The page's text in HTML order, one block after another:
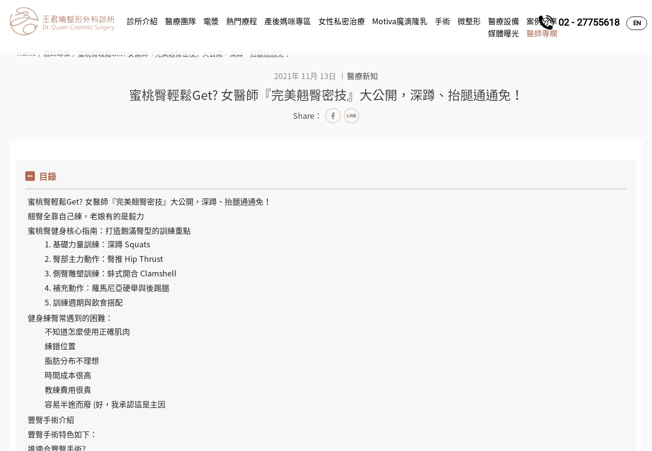
診所介紹 醫療團隊 電漿 熱門療程 產後媽咪專區 女性私密治療 Motiva魔滴隆乳 手術 微整形 醫療設備
案例分享
媒體曝光
醫師專欄
02 - 27755618 EN
Home 醫師專欄 蜜桃臀輕鬆Get? 女醫師『完美翹臀密技』大公開，深蹲、抬腿通通免！
2021年 11月 13日 醫療新知
蜜桃臀輕鬆Get? 女醫師『完美翹臀密技』大公開，深蹲、抬腿通通免！
Share：
目錄
蜜桃臀輕鬆Get? 女醫師『完美翹臀密技』大公開，深蹲、抬腿通通免！
翹臀全靠自己練，老娘有的是毅力
蜜桃臀健身核心指南：打造飽滿臀型的訓練重點
1. 基礎力量訓練：深蹲 Squats
2. 臀部主力動作：臀推 Hip Thrust
3. 側臀雕塑訓練：蚌式開合 Clamshell
4. 補充動作：羅馬尼亞硬舉與後踢腿
5. 訓練週期與飲食搭配
健身練臀常遇到的困難：
不知道怎麼使用正確肌肉
練錯位置
脂肪分布不理想
時間成本很高
教練費用很貴
容易半途而廢 (好，我承認這是主因
豐臀手術介紹
豐臀手術特色如下：
誰適合豐臀手術?